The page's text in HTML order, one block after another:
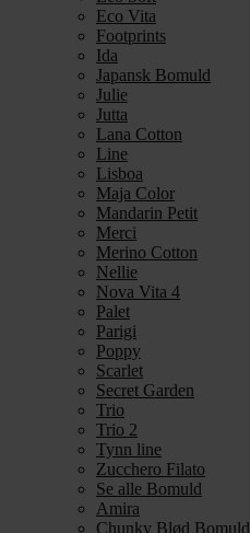
Eco Vita
Footprints
Ida
Japansk Bomuld
Julie
Jutta
Lana Cotton
Line
Lisboa
Maja Color
Mandarin Petit
Merci
Merino Cotton
Nellie
Nova Vita 4
Palet
Parigi
Poppy
Scarlet
Secret Garden
Trio
Trio 2
Tynn line
Zucchero Filato
Se alle Bomuld
Amira
Chunky Blød Bomuld